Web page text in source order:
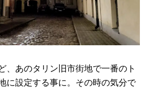
、あのタリン旧市街地で一番のト
に設定する事に。その時の気分で